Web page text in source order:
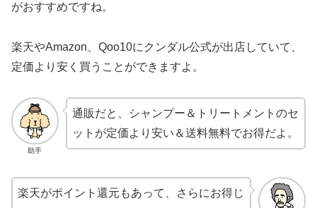
がおすすめですね。
楽天やAmazon、Qoo10にクンダル公式が出店していて、
定価より安く買うことができますよ。
助手
通販だと、シャンプー＆トリートメントのセ
ットが定価より安い＆送料無料でお得だよ。
楽天がポイント還元もあって、さらにお得じ